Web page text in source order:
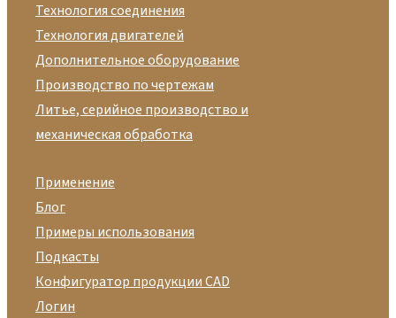
Технология соединения
Технология двигателей
Дополнительное оборудование
Производство по чертежам
Литье, серийное производство и
механическая обработка
Применение
Блог
Примеры использования
Подкасты
Конфигуратор продукции CAD
Логин